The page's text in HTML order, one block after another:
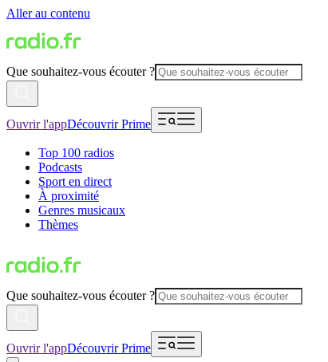
Aller au contenu
Que souhaitez-vous écouter ?
Ouvrir l'appDécouvrir Prime
Top 100 radios
Podcasts
Sport en direct
À proximité
Genres musicaux
Thèmes
Que souhaitez-vous écouter ?
Ouvrir l'appDécouvrir Prime